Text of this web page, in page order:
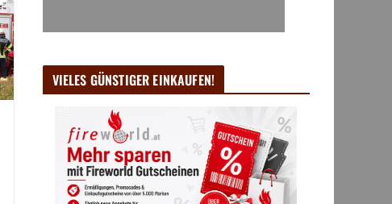
VIELES GÜNSTIGER EINKAUFEN!